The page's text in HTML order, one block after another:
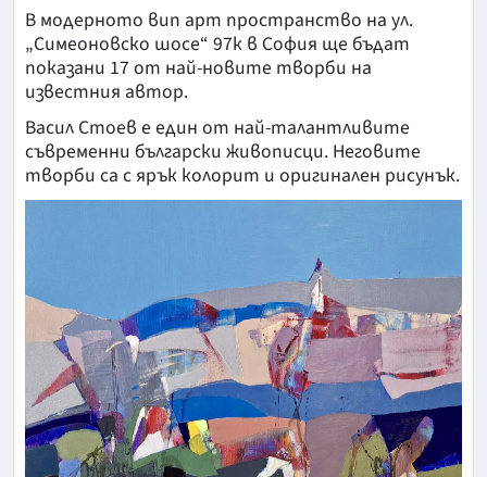
В модерното вип арт пространство на ул.
„Симеоновско шосе“ 97к в София ще бъдат
показани 17 от най-новите творби на
известния автор.
Васил Стоев е един от най-талантливите
съвременни български живописци. Неговите
творби са с ярък колорит и оригинален рисунък.